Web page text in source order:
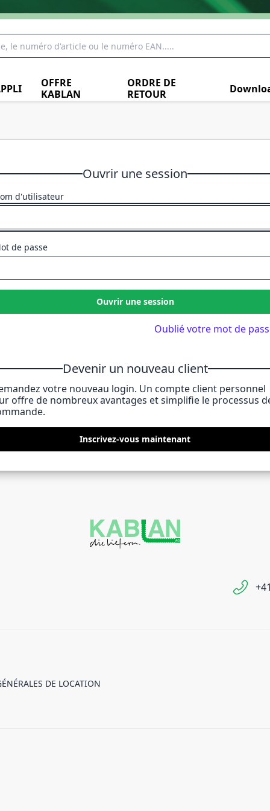
OFFRE
KABLAN
ORDRE DE
RETOUR
Ouvrir une session
d'utilisateur
de passe
Ouvrir une session
Oublié votre mot de
Devenir un nouveau client
votre nouveau login. Un compte client personnel
offre de nombreux avantages et simplifie le processus
Inscrivez-vous maintenant
DE LOCATION